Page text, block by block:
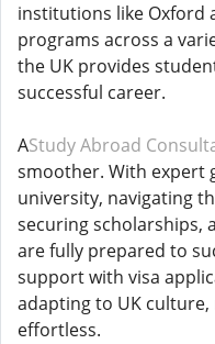
institutions like Oxford
programs across a
the UK provides
successful career.
AStudy Abroad
smoother. With expert
university, navigating
securing scholarships,
are fully prepared to
support with visa
adapting to UK
effortless.